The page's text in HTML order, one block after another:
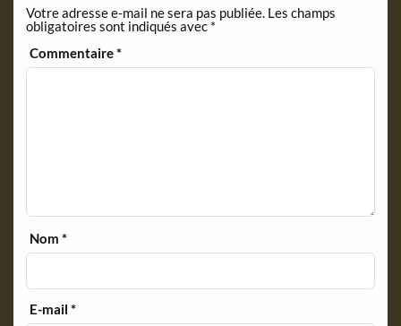
l
y
Votre adresse e-mail ne sera pas publiée. Les champs
obligatoires sont indiqués avec *
Commentaire*
Nom*
E-mail*